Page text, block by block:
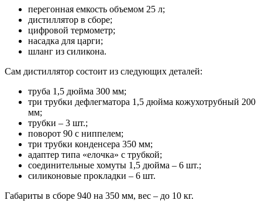
перегонная емкость объемом 25 л;
дистиллятор в сборе;
цифровой термометр;
насадка для царги;
шланг из силикона.
Сам дистиллятор состоит из следующих деталей:
труба 1,5 дюйма 300 мм;
три трубки дефлегматора 1,5 дюйма кожухотрубный 200
мм;
трубки – 3 шт.;
поворот 90 с ниппелем;
три трубки конденсера 350 мм;
адаптер типа «елочка» с трубкой;
соединительные хомуты 1,5 дюйма – 6 шт.;
силиконовые прокладки – 6 шт.
Габариты в сборе 940 на 350 мм, вес – до 10 кг.